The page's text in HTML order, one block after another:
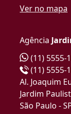
Ver no mapa
Agência
(11) 5555-
(11) 5555-
Al. Joaquim
Jardim
São Paulo -